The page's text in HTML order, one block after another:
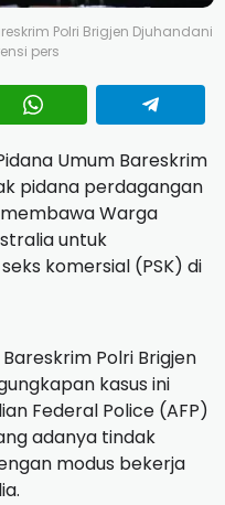
Polri Brigjen Djuhandani
pers
Umum Bareskrim
pidana perdagangan
Warga
untuk
komersial (PSK) di
Polri Brigjen
kasus ini
Federal Police (AFP)
adanya tindak
modus bekerja